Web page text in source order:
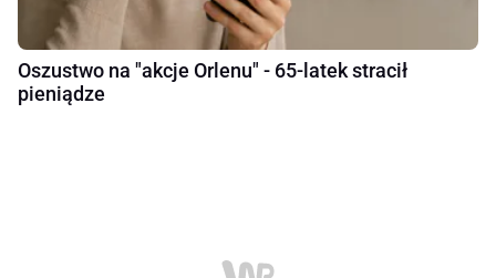
Oszustwo na "akcje Orlenu" - 65-latek stracił
pieniądze